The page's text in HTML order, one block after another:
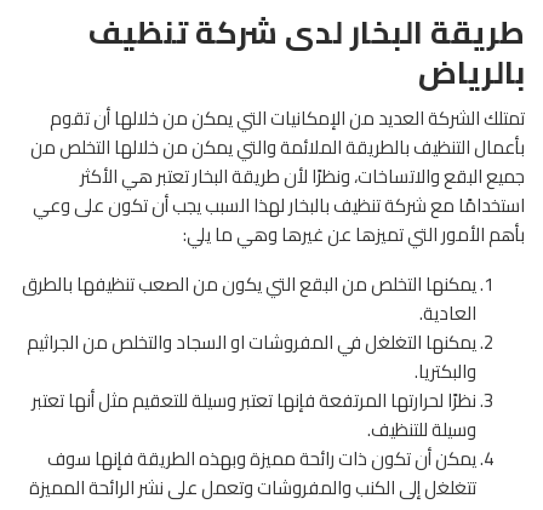
طريقة البخار لدى شركة تنظيف
بالرياض
تمتلك الشركة العديد من الإمكانيات التي يمكن من خلالها أن تقوم
بأعمال التنظيف بالطريقة الملائمة والتي يمكن من خلالها التخلص من
جميع البقع والاتساخات، ونظرًا لأن طريقة البخار تعتبر هي الأكثر
استخدامًا مع شركة تنظيف بالبخار لهذا السبب يجب أن تكون على وعي
بأهم الأمور التي تميزها عن غيرها وهي ما يلي:
يمكنها التخلص من البقع التي يكون من الصعب تنظيفها بالطرق
العادية.
يمكنها التغلغل في المفروشات او السجاد والتخلص من الجراثيم
والبكتريا.
نظرًا لحرارتها المرتفعة فإنها تعتبر وسيلة للتعقيم مثل أنها تعتبر
وسيلة للتنظيف.
يمكن أن تكون ذات رائحة مميزة وبهذه الطريقة فإنها سوف
تتغلغل إلى الكنب والمفروشات وتعمل على نشر الرائحة المميزة